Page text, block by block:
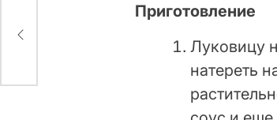
Приготовление
Луковицу
натереть